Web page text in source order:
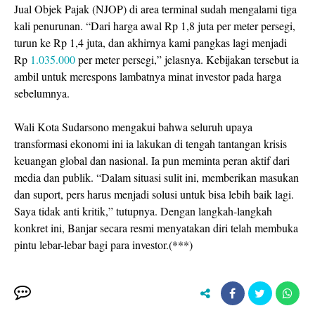
Jual Objek Pajak (NJOP) di area terminal sudah mengalami tiga
kali penurunan. “Dari harga awal Rp 1,8 juta per meter persegi,
turun ke Rp 1,4 juta, dan akhirnya kami pangkas lagi menjadi
Rp 1.035.000per meter persegi,” jelasnya. Kebijakan tersebut ia
ambil untuk merespons lambatnya minat investor pada harga
sebelumnya.
Wali Kota Sudarsono mengakui bahwa seluruh upaya
transformasi ekonomi ini ia lakukan di tengah tantangan krisis
keuangan global dan nasional. Ia pun meminta peran aktif dari
media dan publik. “Dalam situasi sulit ini, memberikan masukan
dan suport, pers harus menjadi solusi untuk bisa lebih baik lagi.
Saya tidak anti kritik,” tutupnya. Dengan langkah-langkah
konkret ini, Banjar secara resmi menyatakan diri telah membuka
pintu lebar-lebar bagi para investor.(***)